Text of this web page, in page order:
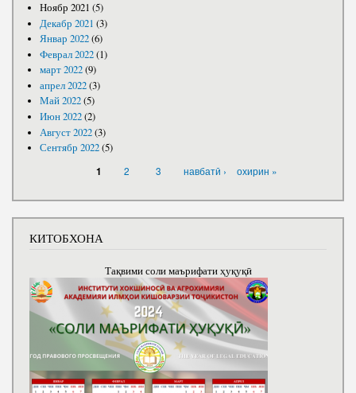
Ноябр 2021 (5)
Декабр 2021 (3)
Январ 2022(6)
Феврал 2022(1)
март 2022(9)
апрел 2022(3)
Май 2022(5)
Июн 2022(2)
Август 2022(3)
Сентябр 2022(5)
1 2 3 навбатӣ › охирин »
КИТОБХОНА
Тақвими соли маърифати ҳуқуқӣ